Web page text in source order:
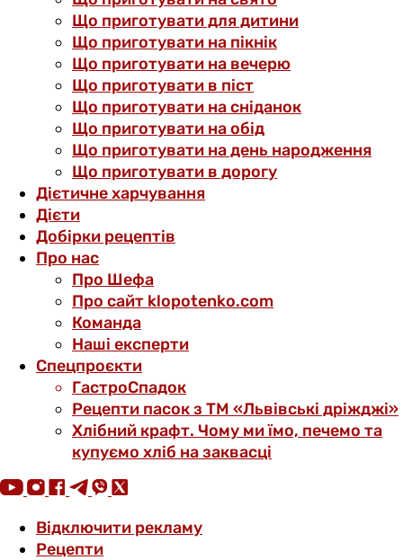
Що приготувати для дитини
Що приготувати на пікнік
Що приготувати на вечерю
Що приготувати в піст
Що приготувати на сніданок
Що приготувати на обід
Що приготувати на день народження
Що приготувати в дорогу
Дієтичне харчування
Дієти
Добірки рецептів
Про нас
Про Шефа
Про сайт klopotenko.com
Команда
Наші експерти
Спецпроєкти
ГастроСпадок
Рецепти пасок з ТМ «Львівські дріжджі»
Хлібний крафт. Чому ми їмо, печемо та
купуємо хліб на заквасці
Відключити рекламу
Рецепти